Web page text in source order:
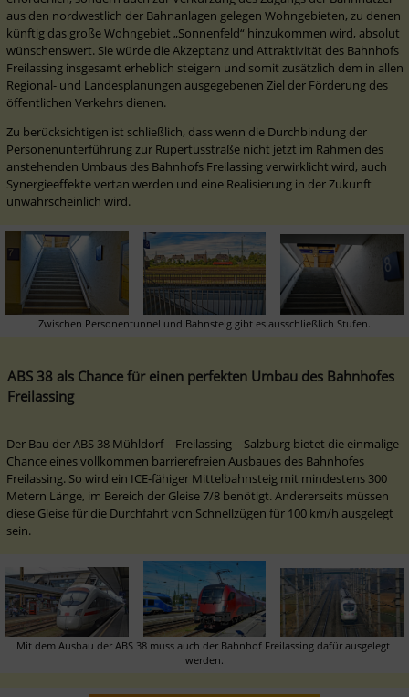
aus den nordwestlich der Bahnanlagen gelegen Wohngebieten, zu denen
künftig das große Wohngebiet „Sonnenfeld“ hinzukommen wird, absolut
wünschenswert. Sie würde die Akzeptanz und Attraktivität des Bahnhofs
Freilassing insgesamt erheblich steigern und somit zusätzlich dem in allen
Regional- und Landesplanungen ausgegebenen Ziel der Förderung des
öffentlichen Verkehrs dienen.
Zu berücksichtigen ist schließlich, dass wenn die Durchbindung der
Personenunterführung zur Rupertusstraße nicht jetzt im Rahmen des
anstehenden Umbaus des Bahnhofs Freilassing verwirklicht wird, auch
Synergieeffekte vertan werden und eine Realisierung in der Zukunft
unwahrscheinlich wird.
Zwischen Personentunnel und Bahnsteig gibt es ausschließlich Stufen.
ABS 38 als Chance für einen perfekten Umbau des Bahnhofes
Freilassing
Der Bau der ABS 38 Mühldorf – Freilassing – Salzburg bietet die einmalige
Chance eines vollkommen barrierefreien Ausbaues des Bahnhofes
Freilassing. So wird ein ICE-fähiger Mittelbahnsteig mit mindestens 300
Metern Länge, im Bereich der Gleise 7/8 benötigt. Andererseits müssen
diese Gleise für die Durchfahrt von Schnellzügen für 100 km/h ausgelegt
sein.
Mit dem Ausbau der ABS 38 muss auch der Bahnhof Freilassing dafür ausgelegt
werden.